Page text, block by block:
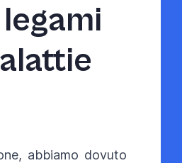
abbiamo dovuto